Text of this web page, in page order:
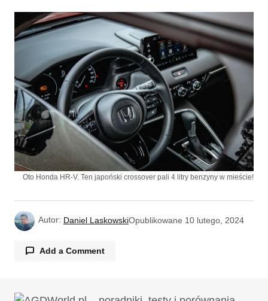
Oto Honda HR-V. Ten japoński crossover pali 4 litry benzyny w mieście!
Autor: Daniel LaskowskiOpublikowane 10 lutego, 2024
Add a Comment